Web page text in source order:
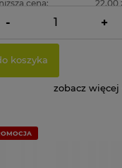
cena: 22,00
netto: 18,29 zł
- +
koszyka
zobacz więcej